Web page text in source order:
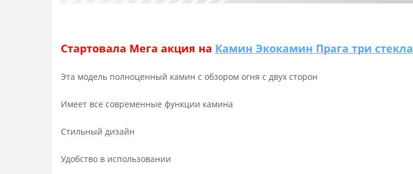
Стартовала Мега акция на Камин Экокамин Прага три стекла
Эта модель полноценный камин с обзором огня с двух сторон
Имеет все современные функции камина
Стильный дизайн
Удобство в использовании